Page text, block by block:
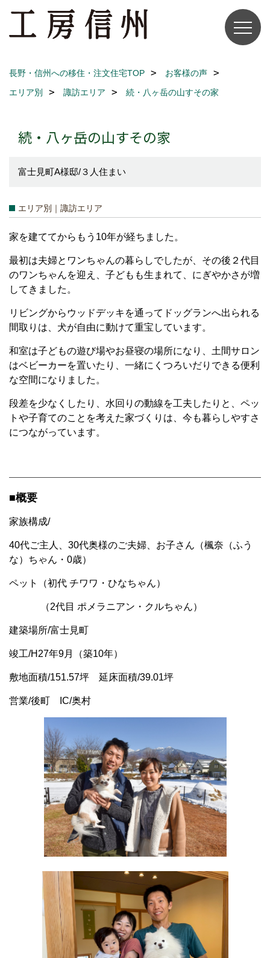
長野・信州への移住・注文住宅TOP
お客様の声
エリア別
諏訪エリア 続・八ヶ岳の山すその家
続・八ヶ岳の山すその家
富士見町A様邸/３人住まい
エリア別｜諏訪エリア
家を建ててからもう10年が経ちました。
最初は夫婦とワンちゃんの暮らしでしたが、その後２代目
のワンちゃんを迎え、 子どもも生まれて、にぎやかさが増
してきました。
リビングからウッドデッキを通ってドッグランへ出られる
間取りは、犬が自由に動けて重宝しています。
和室は子どもの遊び場やお昼寝の場所になり、土間サロン
はベビーカーを置いたり、一緒にくつろいだりできる便利
な空間になりました。
段差を少なくしたり、水回りの動線を工夫したりと、ペッ
トや子育てのことを考えた家づくりは、今も暮らしやすさ
につながっています。
■概要
家族構成/
40代ご主人、30代奥様のご夫婦、 お子さん（楓奈（ふう
な）ちゃん・0歳）
ペット（初代 チワワ・ひなちゃん）
（2代目 ポメラニアン・クルちゃん）
建築場所/富士見町
竣工/H27年9月（築10年）
敷地面積/151.57坪 延床面積/39.01坪
営業/後町 IC/奥村